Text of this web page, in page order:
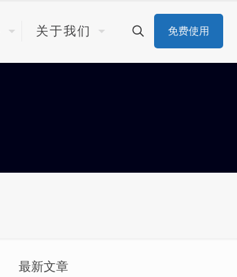
关于我们 免费使用
最新文章